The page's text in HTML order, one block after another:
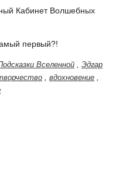
Кабинет Волшебных
первый?!
Вселенной , Эдгар
, вдохновение ,